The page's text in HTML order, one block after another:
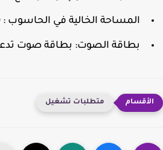
المساحة الخالية في الحاسوب : 80 جيجابايت
بطاقة الصوت: بطاقة صوت تدعم DirectSound
متطلبات تشغيل